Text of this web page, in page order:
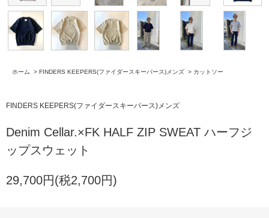
ホーム > FINDERS KEEPERS(ファイダースキーパース)メンズ > カットソー
FINDERS KEEPERS(ファイダースキーパース)メンズ
Denim Cellar.×FK HALF ZIP SWEAT ハーフジ
ップスウェット
29,700円(税2,700円)